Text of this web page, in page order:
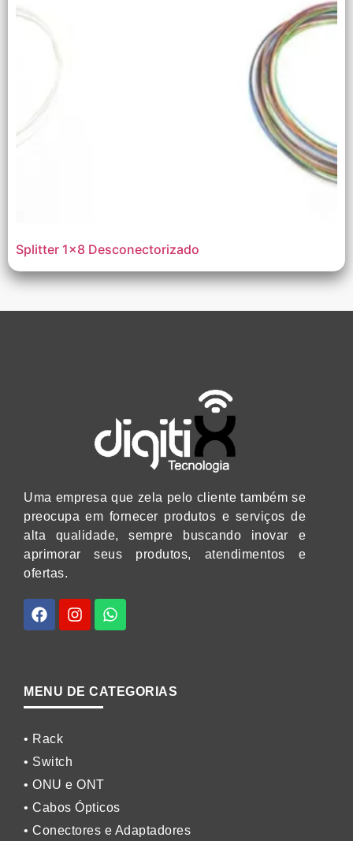
Splitter 1×8 Desconectorizado
Uma empresa que zela pelo cliente também se
preocupa em fornecer produtos e serviços de
alta qualidade, sempre buscando inovar e
aprimorar seus produtos, atendimentos e
ofertas.
MENU DE CATEGORIAS
• Rack
• Switch
• ONU e ONT
• Cabos Ópticos
• Conectores e Adaptadores